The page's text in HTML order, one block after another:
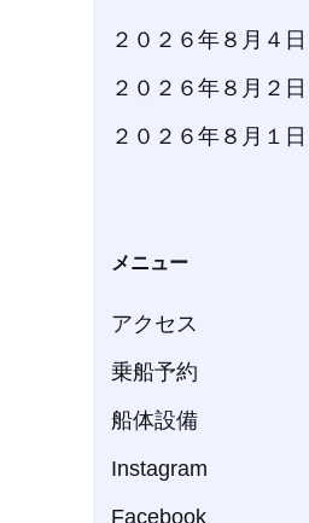
２０２６年８月４日
２０２６年８月２日
２０２６年８月１日
メニュー
アクセス
乗船予約
船体設備
Instagram
Facebook